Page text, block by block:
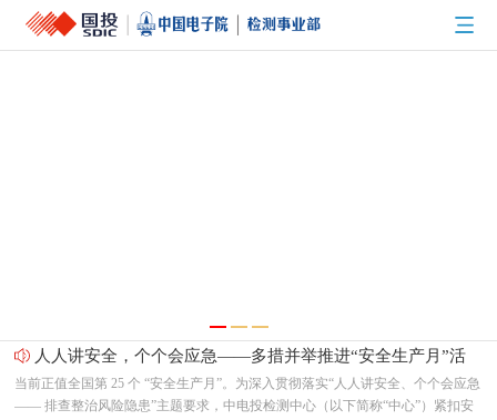
人人讲安全，个个会应急——多措并举推进“安全生产月”活
动走深走实
当前正值全国第 25 个 “安全生产月”。为深入贯彻落实“人人讲安全、个个会应急
—— 排查整治风险隐患”主题要求，中电投检测中心（以下简称“中心”）紧扣安